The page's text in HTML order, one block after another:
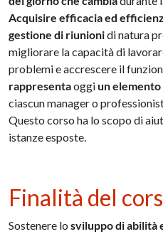
Acquisire efficacia ed
gestione di riunionidi natura
migliorare la capacità di
problemi e accrescere il
rappresentaoggiun
ciascun manager o
Questo corso ha lo scopo di
istanze esposte.
Finalità del
Sostenere lo sviluppo di abilità